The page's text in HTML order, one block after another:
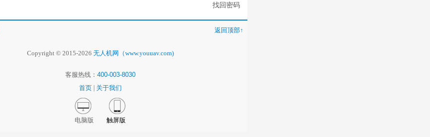
找回密码
返回顶部↑
Copyright © 2015-2026 无人机网（www.youuav.com)
客服热线： 400-003-8030
首页
关于我们
电脑版 触屏版